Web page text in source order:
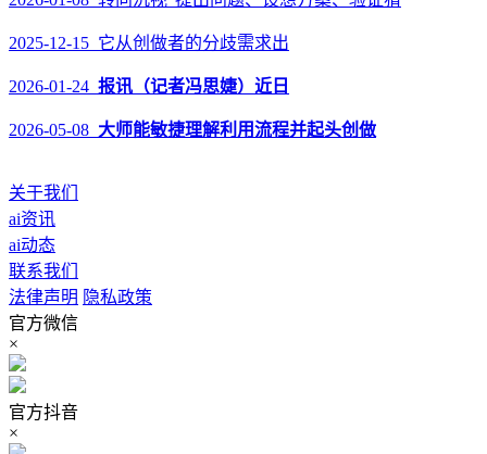
2025-12-15 它从创做者的分歧需求出
2026-01-24 报讯（记者冯思婕）近日
2026-05-08 大师能敏捷理解利用流程并起头创做
关于我们
ai资讯
ai动态
联系我们
法律声明 隐私政策
官方微信
×
官方抖音
×